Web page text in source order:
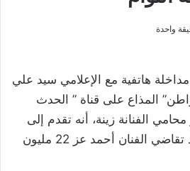
واحدة
هاتفية مع الإعلامي سيد علي
المذاع على قناة ” الحدث
الفنانة زينة، أنه تقدم إلى
المحكمة بمستندات تفيد تقاضي الفنان أحمد عز 22 مليون